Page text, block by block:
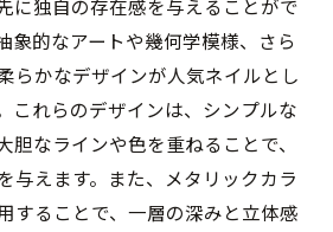
に独自の存在感を与えることがで
象的なアートや幾何学模様、さら
らかなデザインが人気ネイルとし
これらのデザインは、シンプルな
胆なラインや色を重ねることで、
与えます。また、メタリックカラ
することで、一層の深みと立体感